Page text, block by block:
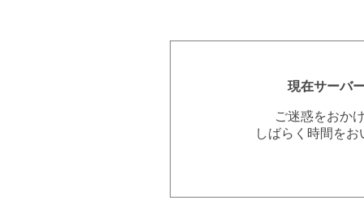
現在サーバ
ご迷惑をおか
しばらく時間を